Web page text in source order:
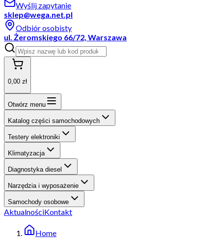
Wyślij zapytanie
sklep@wega.net.pl
Odbiór osobisty
ul. Żeromskiego 66/72, Warszawa
0,00 zł
Otwórz menu
Katalog części samochodowych
Testery elektroniki
Klimatyzacja
Diagnostyka diesel
Narzędzia i wyposażenie
Samochody osobowe
AktualnościKontakt
Home